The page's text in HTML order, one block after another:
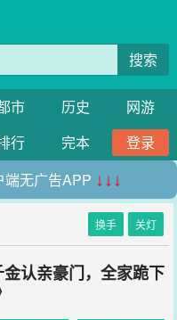
搜索
市 历史
网游
行 完本
登录
无广告APP ↓↓↓
换手 关灯
认亲豪门，全家跪下